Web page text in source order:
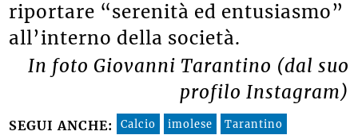
riportare “serenità ed entusiasmo”
all’interno della società.
In foto Giovanni Tarantino (dal suo
profilo Instagram)
SEGUI ANCHE: Calcio imolese Tarantino